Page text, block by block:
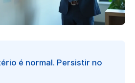
é normal. Persistir no